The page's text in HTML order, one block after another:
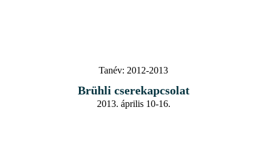
Tanév: 2012-2013
Brühli cserekapcsolat
2013. április 10-16.